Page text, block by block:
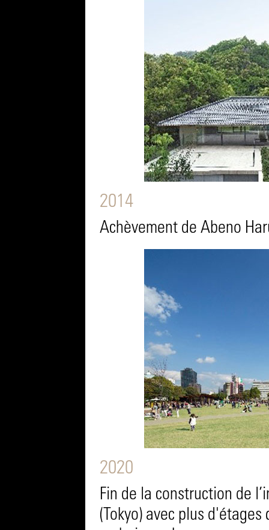
2014
Achèvement de Abeno
2020
Fin de la construction de
(Tokyo) avec plus